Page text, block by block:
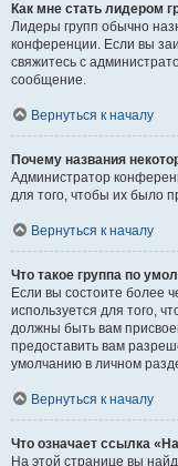
Как мне стать лидером
Лидеры групп обычно
конференции. Если вы
свяжитесь с
сообщение.
Вернуться к началу
Почему названия
Администратор
для того, чтобы их было
Вернуться к началу
Что такое группа по
Если вы состоите более
используется для того,
должны быть вам
предоставить вам
умолчанию в личном
Вернуться к началу
Что означает ссылка
На этой странице вы